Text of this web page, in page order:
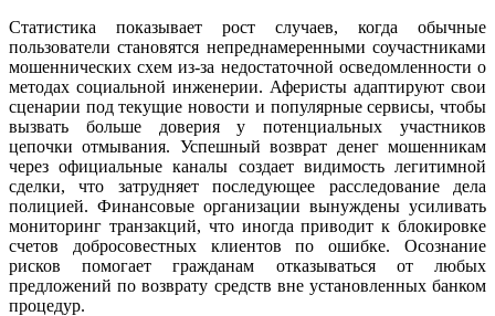
Статистика показывает рост случаев, когда обычные
пользователи становятся непреднамеренными соучастниками
мошеннических схем из-за недостаточной осведомленности о
методах социальной инженерии. Аферисты адаптируют свои
сценарии под текущие новости и популярные сервисы, чтобы
вызвать больше доверия у потенциальных участников
цепочки отмывания. Успешный возврат денег мошенникам
через официальные каналы создает видимость легитимной
сделки, что затрудняет последующее расследование дела
полицией. Финансовые организации вынуждены усиливать
мониторинг транзакций, что иногда приводит к блокировке
счетов добросовестных клиентов по ошибке. Осознание
рисков помогает гражданам отказываться от любых
предложений по возврату средств вне установленных банком
процедур.